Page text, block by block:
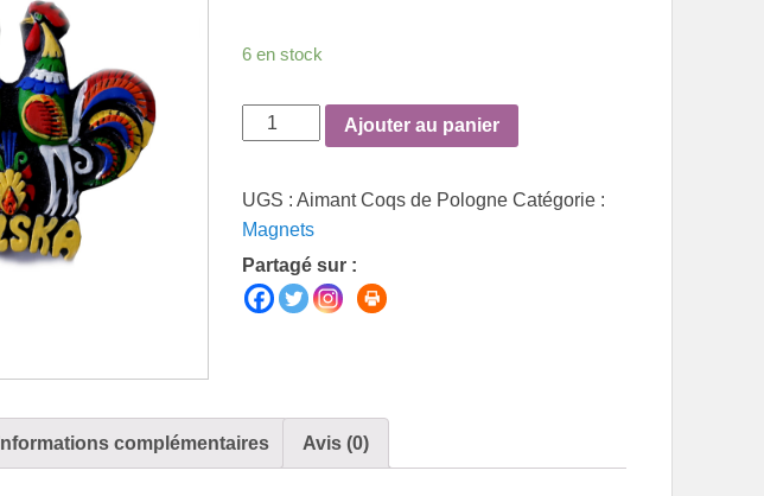
6 en stock
quantité
de
Coqs
de
Pologne
Ajouter au panier
UGS : Aimant Coqs de Pologne Catégorie :
Magnets
Partagé sur :
Informations complémentaires Avis (0)